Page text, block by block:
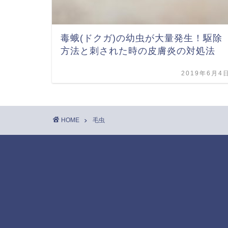
毒蛾(ドクガ)の幼虫が大量発生！駆除
方法と刺された時の皮膚炎の対処法
2019年6月4日
HOME 毛虫